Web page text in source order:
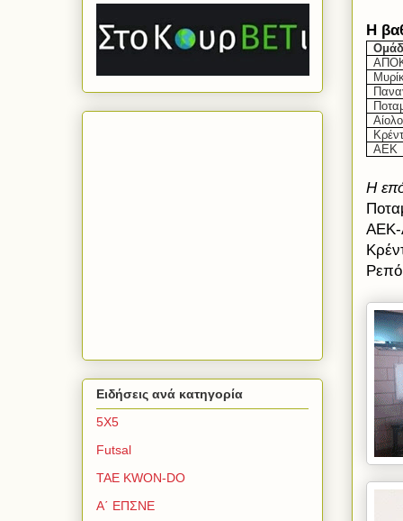
H
ΑΕΚ
Η
ΑΕΚ-
Ειδήσεις ανά κατηγορία
5Χ5
Futsal
TAE KWON-DO
Α΄ ΕΠΣΝΕ